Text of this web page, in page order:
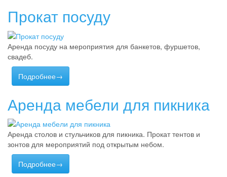
Прокат посуду
Аренда посуду на мероприятия для банкетов, фуршетов,
свадеб.
Подробнее→
Аренда мебели для пикника
Аренда столов и стульчиков для пикника. Прокат тентов и
зонтов для мероприятий под открытым небом.
Подробнее→